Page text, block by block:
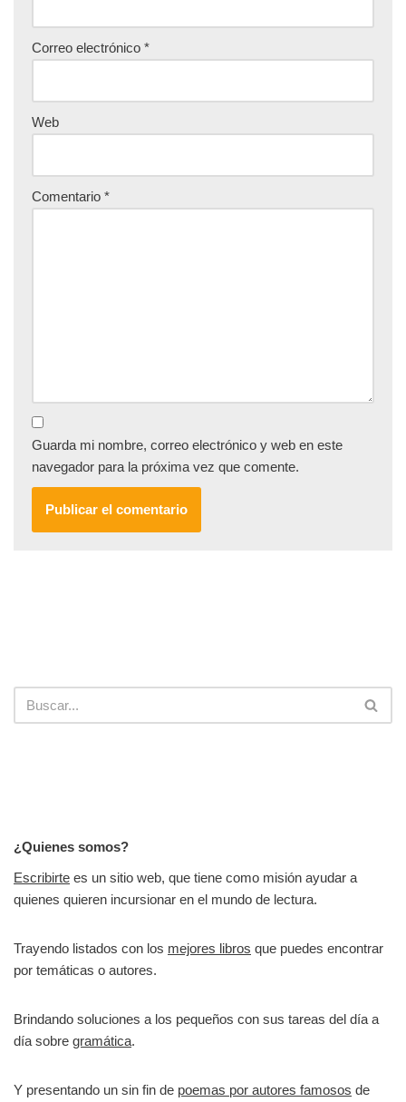
Correo electrónico *
Web
Comentario *
Guarda mi nombre, correo electrónico y web en este
navegador para la próxima vez que comente.
¿Quienes somos?
Escribirte es un sitio web, que tiene como misión ayudar a
quienes quieren incursionar en el mundo de lectura.
Trayendo listados con los mejores libros que puedes encontrar
por temáticas o autores.
Brindando soluciones a los pequeños con sus tareas del día a
día sobre gramática.
Y presentando un sin fin de poemas por autores famosos de